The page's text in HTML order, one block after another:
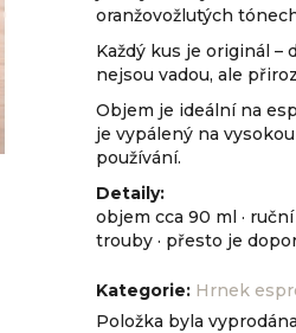
oranžovožlutých
Každý kus je originál
nejsou vadou, ale
Objem je ideální na
je vypálený na
používání.
Detaily:
objem cca 90 ml ·
trouby · přesto je
Kategorie: Hrnek
Položka byla